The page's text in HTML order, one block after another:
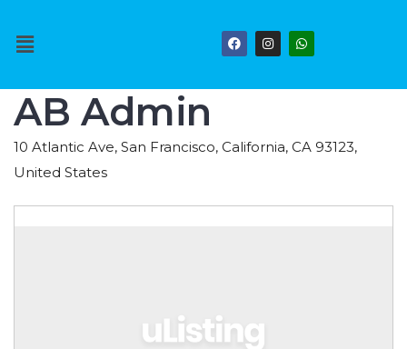
AB Admin
10 Atlantic Ave, San Francisco, California, CA 93123,
United States